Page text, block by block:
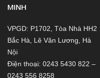
MINH
VPGD: P1702, Tòa Nhà HH2
Bắc Hà, Lê Văn Lương, Hà
Nội
Điện thoại: 0243 5430 822 –
0243 556 8258